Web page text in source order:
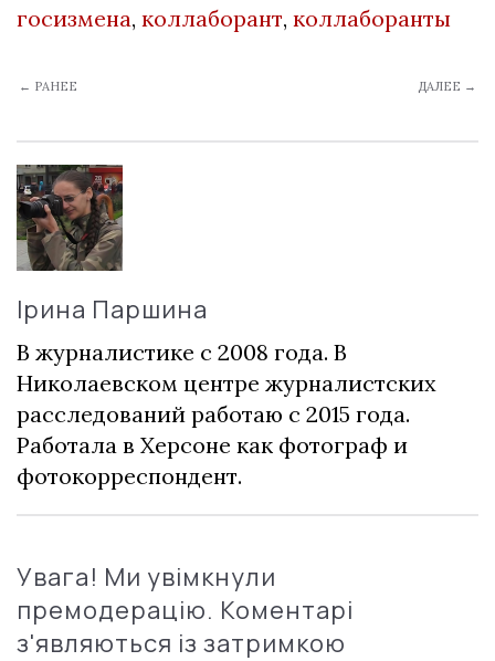
госизмена, коллаборант, коллаборанты
← РАНЕЕ ДАЛЕЕ →
Ірина Паршина
В журналистике с 2008 года. В
Николаевском центре журналистских
расследований работаю с 2015 года.
Работала в Херсоне как фотограф и
фотокорреспондент.
Увага! Ми увімкнули
премодерацію. Коментарі
з'являються із затримкою